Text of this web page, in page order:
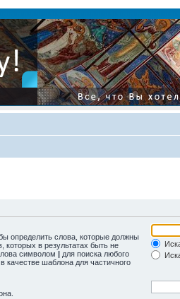
определить слова, которые должны
которых в результатах быть не
символом | для поиска любого
в качестве шаблона для частичного